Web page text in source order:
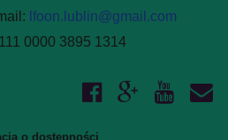
lfoon.lublin@gmail.com
0000 3895 1314
o dostępności